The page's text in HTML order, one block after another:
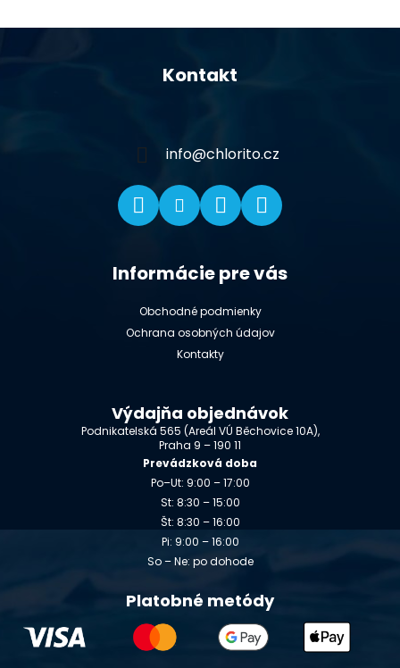
Kontakt
info@chlorito.cz
Informácie pre vás
Obchodné podmienky
Ochrana osobných údajov
Kontakty
Výdajňa objednávok
Podnikatelská 565 (Areál VÚ Běchovice 10A),
Praha 9 – 190 11
Prevádzková doba
Po–Ut: 9:00 – 17:00
St: 8:30 – 15:00
Št: 8:30 – 16:00
Pi: 9:00 – 16:00
So – Ne: po dohode
Platobné metódy